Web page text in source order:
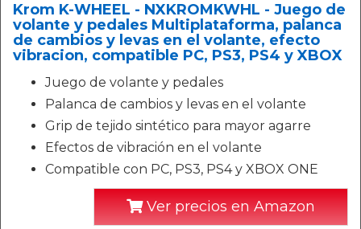
Krom K-WHEEL - NXKROMKWHL - Juego de
volante y pedales Multiplataforma, palanca
de cambios y levas en el volante, efecto
vibracion, compatible PC, PS3, PS4 y XBOX
Juego de volante y pedales
Palanca de cambios y levas en el volante
Grip de tejido sintético para mayor agarre
Efectos de vibración en el volante
Compatible con PC, PS3, PS4 y XBOX ONE
Ver precios en Amazon